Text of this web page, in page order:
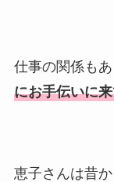
仕事の関係も
にお手伝いに
恵子さんは昔